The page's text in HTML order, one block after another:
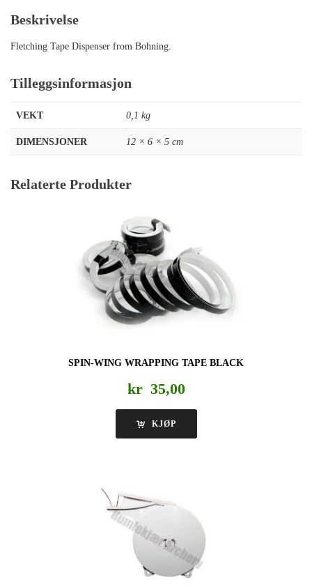
Beskrivelse
Fletching Tape Dispenser from Bohning.
Tilleggsinformasjon
VEKT 0,1 kg
DIMENSJONER 12 × 6 × 5 cm
Relaterte Produkter
SPIN-WING WRAPPING TAPE BLACK
kr 35,00
KJØP